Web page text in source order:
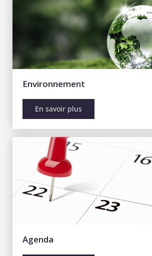
Environnement
En savoir plus
Agenda